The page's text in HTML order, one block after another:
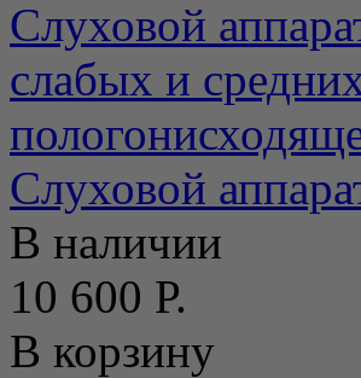
Слуховой
слабых и
Слуховой
В наличии
10 600 Р.
В корзину